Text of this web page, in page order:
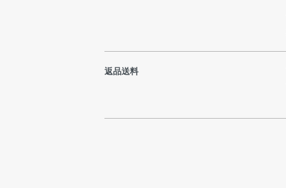
返品送料